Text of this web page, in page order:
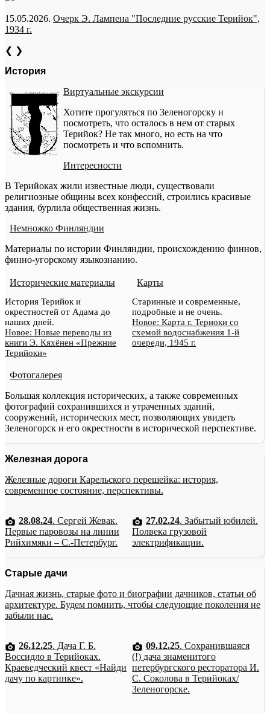
15.05.2026. Очерк Э. Лампена "Последние русские Терийок",
1934 г.
❮ ❯
История
Виртуальные экскурсии
Хотите прогуляться по Зеленогорску и
посмотреть, что осталось в нем от старых
Терийок? Не так много, но есть на что
посмотреть и что вспомнить.
Интересности
В Терийоках жили известные люди, существовали
религиозные общины всех конфессий, строились красивые
здания, бурлила общественная жизнь.
Немножко Финляндии
Материалы по истории Финляндии, происхождению финнов,
финно-угорскому языкознанию.
Исторические материалы
История Терийок и
окрестностей от Адама до
наших дней.
Новое: Новые переводы из
книги Э. Кяхёнен «Прежние
Терийоки»
Карты
Старинные и современные,
подробные и не очень.
Новое: Карта г. Териоки со
схемой водоснабжения 1-й
очереди, 1945 г.
Фотогалерея
Большая коллекция исторических, а также современных
фотографий сохранившихся и утраченных зданий,
сооружений, исторических мест, позволяющих увидеть
Зеленогорск и его окрестности в исторической перспективе.
Железная дорога
Железные дороги Карельского перешейка: история,
современное состояние, перспективы.
28.08.24. Сергей Жевак.
Первые паровозы на линии
Рийхимяки – С.-Петербург.
27.02.24. Забытый юбилей.
Полвека грузовой
электрификации.
Старые дачи
Дачная жизнь, старые фото и биографии дачников, статьи об
архитектуре. Будем помнить, чтобы следующие поколения не
забыли нас.
26.12.25. Дача Г. Б.
Воссидло в Терийоках.
Краеведческий квест «Найди
дачу по картинке».
09.12.25. Сохранившаяся
(!) дача знаменитого
петербургского ресторатора И.
С. Соколова в Терийоках/
Зеленогорске.